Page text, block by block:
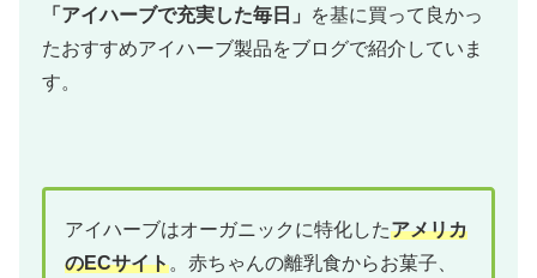
「アイハーブで充実した毎日」
を基に買って良かっ
たおすすめアイハーブ製品をブログで紹介していま
す。
アイハーブはオーガニックに特化したアメリカ
のECサイト。赤ちゃんの離乳食からお菓子、